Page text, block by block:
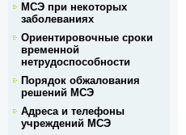
МСЭ при некоторых
заболеваниях
Ориентировочные сроки
временной
нетрудоспособности
Порядок обжалования
решений МСЭ
Адреса и телефоны
учреждений МСЭ